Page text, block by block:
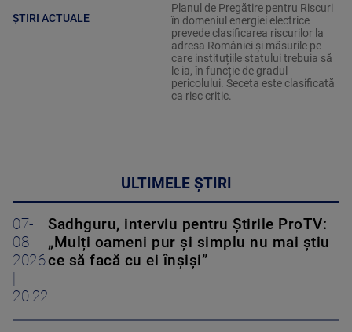
ȘTIRI ACTUALE
Planul de Pregătire pentru Riscuri
în domeniul energiei electrice
prevede clasificarea riscurilor la
adresa României și măsurile pe
care instituțiile statului trebuia să
le ia, în funcție de gradul
pericolului. Seceta este clasificată
ca risc critic.
ULTIMELE ȘTIRI
07-
08-
2026
|
20:22
Sadhguru, interviu pentru Știrile ProTV:
„Mulți oameni pur și simplu nu mai știu
ce să facă cu ei înșiși”